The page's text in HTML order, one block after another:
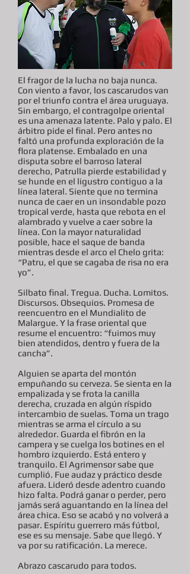
El fragor de la lucha no baja nunca.
Con viento a favor, los cascarudos van
por el triunfo contra el área uruguaya.
Sin embargo, el contragolpe oriental
es una amenaza latente. Palo y palo. El
árbitro pide el final. Pero antes no
faltó una profunda exploración de la
flora platense. Embalado en una
disputa sobre el barroso lateral
derecho, Patrulla pierde estabilidad y
se hunde en el ligustro contiguo a la
línea lateral. Siente que no termina
nunca de caer en un insondable pozo
tropical verde, hasta que rebota en el
alambrado y vuelve a caer sobre la
línea. Con la mayor naturalidad
posible, hace el saque de banda
mientras desde el arco el Chelo grita:
“Patru, el que se cagaba de risa no era
yo”.
Silbato final. Tregua. Ducha. Lomitos.
Discursos. Obsequios. Promesa de
reencuentro en el Mundialito de
Malargue. Y la frase oriental que
resume el encuentro: “fuimos muy
bien atendidos, dentro y fuera de la
cancha”.
Alguien se aparta del montón
empuñando su cerveza. Se sienta en la
empalizada y se frota la canilla
derecha, cruzada en algún ríspido
intercambio de suelas. Toma un trago
mientras se arma el círculo a su
alrededor. Guarda el fibrón en la
campera y se cuelga los botines en el
hombro izquierdo. Está entero y
tranquilo. El Agrimensor sabe que
cumplió. Fue audaz y práctico desde
afuera. Lideró desde adentro cuando
hizo falta. Podrá ganar o perder, pero
jamás será aguantando en la línea del
área chica. Eso se acabó y no volverá a
pasar. Espíritu guerrero más fútbol,
ese es su mensaje. Sabe que llegó. Y
va por su ratificación. La merece.
Abrazo cascarudo para todos.